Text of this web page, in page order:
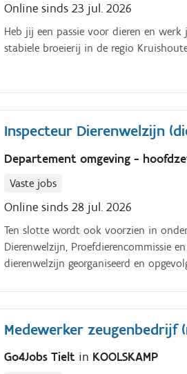
Online sinds 23 jul. 2026
Heb jij een passie voor dieren en
stabiele broeierij in de regio
Inspecteur Dierenwelzijn
Departement omgeving -
Vaste jobs
Online sinds 28 jul. 2026
Ten slotte wordt ook voorzien in
Dierenwelzijn, Proefdierencommissie
dierenwelzijn georganiseerd en
Medewerker zeugenbedrijf
Go4Jobs Tielt in KOOLSKAMP